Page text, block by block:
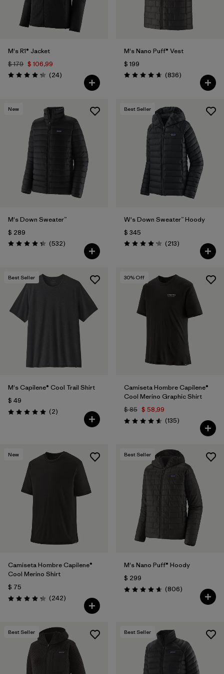
M's R1® Jacket
$ 179 $ 106,99
Valoración: 4.3 / 5
(24Comentarios
)
M's Nano Puff® Vest
$ 199
Valoración: 4.7 / 5
(836Comentarios
)
New
M's Down Sweater™
$ 289
Valoración: 4.4 / 5
(532Comentarios
)
Best Seller
W's Down Sweater™ Hoody
$ 345
Valoración: 4.2 / 5
(213Comentarios
)
Best Seller
M's Capilene® Cool Trail Shirt
$ 49
Valoración: 5.0 / 5
(2Comentarios
)
30% Off
Camiseta Hombre Capilene®
Cool Merino Graphic Shirt
$ 85 $ 58,99
Valoración: 4.6 / 5
(135Comentarios
)
New
Camiseta Hombre Capilene®
Cool Merino Shirt
$ 75
Valoración: 4.3 / 5
(242Comentarios
)
Best Seller
M's Nano Puff® Hoody
$ 299
Valoración: 4.6 / 5
(806Comentarios
)
Best Seller Best Seller